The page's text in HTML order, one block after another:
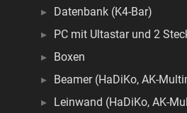
Datenbank (K4-Bar)
PC mit Ultastar und 2
Boxen
Beamer (HaDiKo, AK-
Leinwand (HaDiKo, AK-